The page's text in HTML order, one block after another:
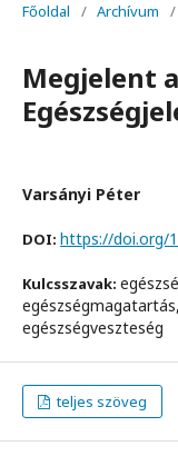
Főoldal / Archívum /
Megjelent
Varsányi Péter
DOI: https://doi.org/
Kulcsszavak:
egészségveszteség
teljes szöveg